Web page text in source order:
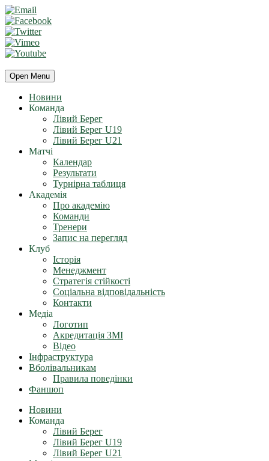
Open Menu
Новини
Команда
Лівий Берег
Лівий Берег U19
Лівий Берег U21
Матчі
Календар
Результати
Турнірна таблиця
Академія
Про академію
Команди
Тренери
Запис на перегляд
Клуб
Історія
Менеджмент
Стратегія стійкості
Соціальна відповідальність
Контакти
Медіа
Логотип
Акредитація ЗМІ
Відео
Інфраструктура
Вболівальникам
Правила поведінки
Фаншоп
Новини
Команда
Лівий Берег
Лівий Берег U19
Лівий Берег U21